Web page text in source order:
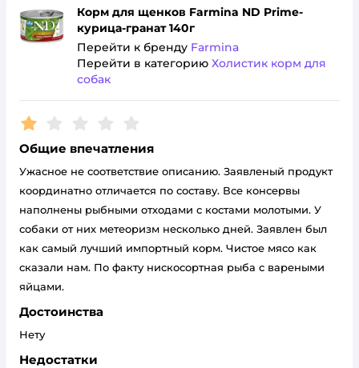
Корм для щенков Farmina ND Prime-
курица-гранат 140г
Перейти к бренду Farmina
Перейти в категорию Холистик корм для
собак
Рейтинг:1
Общие впечатления
Ужасное не соответствие описанию. Заявленый продукт
координатно отличается по составу. Все консервы
наполнены рыбными отходами с костами молотыми. У
собаки от них метеоризм несколько дней. Заявлен был
как самый лучший импортный корм. Чистое мясо как
сказали нам. По факту нискосортная рыба с вареными
яйцами.
Достоинства
Нету
Недостатки